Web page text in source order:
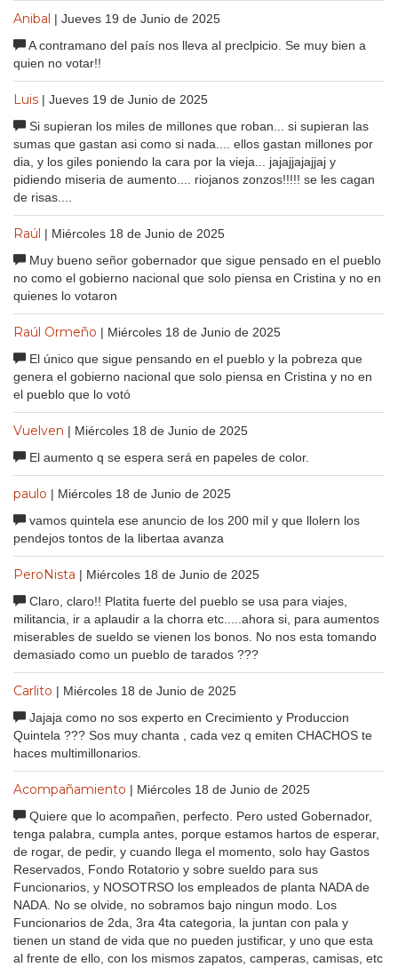
Anibal | Jueves 19 de Junio de 2025
A contramano del país nos lleva al preclpicio. Se muy bien a
quien no votar!!
Luis | Jueves 19 de Junio de 2025
Si supieran los miles de millones que roban... si supieran las
sumas que gastan asi como si nada.... ellos gastan millones por
dia, y los giles poniendo la cara por la vieja... jajajjajajjaj y
pidiendo miseria de aumento.... riojanos zonzos!!!!! se les cagan
de risas....
Raúl | Miércoles 18 de Junio de 2025
Muy bueno señor gobernador que sigue pensado en el pueblo
no como el gobierno nacional que solo piensa en Cristina y no en
quienes lo votaron
Raúl Ormeño | Miércoles 18 de Junio de 2025
El único que sigue pensando en el pueblo y la pobreza que
genera el gobierno nacional que solo piensa en Cristina y no en
el pueblo que lo votó
Vuelven | Miércoles 18 de Junio de 2025
El aumento q se espera será en papeles de color.
paulo | Miércoles 18 de Junio de 2025
vamos quintela ese anuncio de los 200 mil y que llolern los
pendejos tontos de la libertaa avanza
PeroNista | Miércoles 18 de Junio de 2025
Claro, claro!! Platita fuerte del pueblo se usa para viajes,
militancia, ir a aplaudir a la chorra etc.....ahora si, para aumentos
miserables de sueldo se vienen los bonos. No nos esta tomando
demasiado como un pueblo de tarados ???
Carlito | Miércoles 18 de Junio de 2025
Jajaja como no sos experto en Crecimiento y Produccion
Quintela ??? Sos muy chanta , cada vez q emiten CHACHOS te
haces multimillonarios.
Acompañamiento | Miércoles 18 de Junio de 2025
Quiere que lo acompañen, perfecto. Pero usted Gobernador,
tenga palabra, cumpla antes, porque estamos hartos de esperar,
de rogar, de pedir, y cuando llega el momento, solo hay Gastos
Reservados, Fondo Rotatorio y sobre sueldo para sus
Funcionarios, y NOSOTRSO los empleados de planta NADA de
NADA. No se olvide, no sobramos bajo ningun modo. Los
Funcionarios de 2da, 3ra 4ta categoria, la juntan con pala y
tienen un stand de vida que no pueden justificar, y uno que esta
al frente de ello, con los mismos zapatos, camperas, camisas, etc